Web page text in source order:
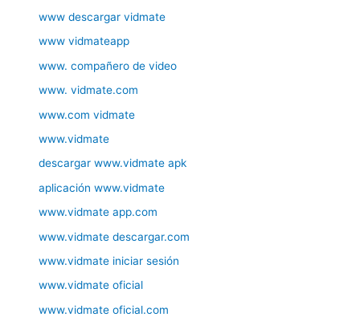
www descargar vidmate
www vidmateapp
www. compañero de video
www. vidmate.com
www.com vidmate
www.vidmate
descargar www.vidmate apk
aplicación www.vidmate
www.vidmate app.com
www.vidmate descargar.com
www.vidmate iniciar sesión
www.vidmate oficial
www.vidmate oficial.com